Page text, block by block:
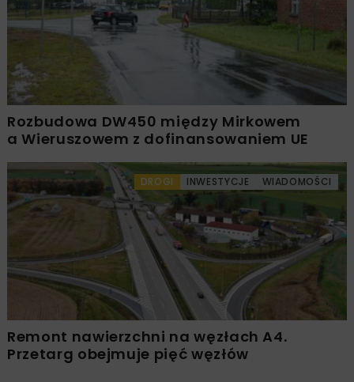
Rozbudowa DW450 między Mirkowem
a Wieruszowem z dofinansowaniem UE
DROGI INWESTYCJE WIADOMOŚCI
Remont nawierzchni na węzłach A4.
Przetarg obejmuje pięć węzłów